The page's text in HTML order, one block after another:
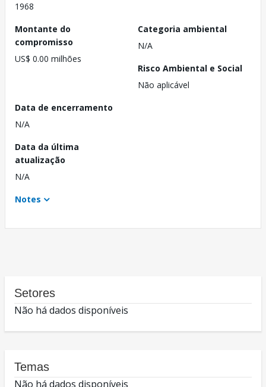
1968
Montante do
compromisso
US$ 0.00 milhões
Categoria ambiental
N/A
Risco Ambiental e Social
Não aplicável
Data de encerramento
N/A
Data da última
atualização
N/A
Notes
Setores
Não há dados disponíveis
Temas
Não há dados disponíveis